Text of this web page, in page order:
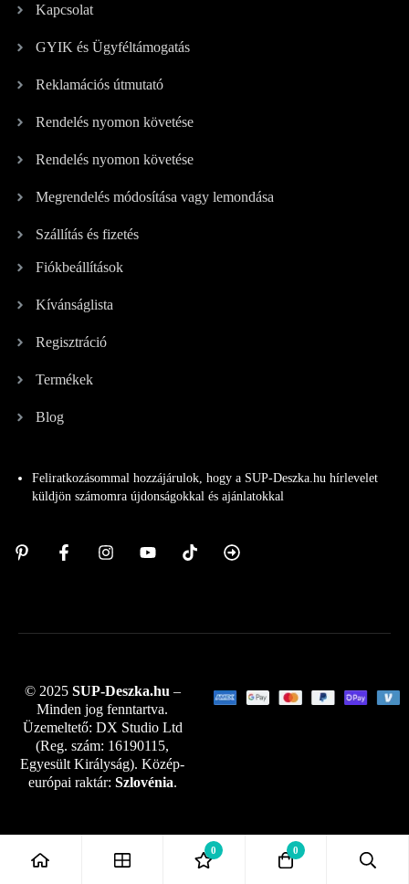
Kapcsolat
GYIK és Ügyféltámogatás
Reklamációs útmutató
Rendelés nyomon követése
Rendelés nyomon követése
Megrendelés módosítása vagy lemondása
Szállítás és fizetés
Fiókbeállítások
Kívánságlista
Regisztráció
Termékek
Blog
Feliratkozásommal hozzájárulok, hogy a SUP-Deszka.hu hírlevelet
küldjön számomra újdonságokkal és ajánlatokkal
© 2025 SUP-Deszka.hu –
Minden jog fenntartva.
Üzemeltető: DX Studio Ltd
(Reg. szám: 16190115,
Egyesült Királyság). Közép-
európai raktár: Szlovénia.
0 0